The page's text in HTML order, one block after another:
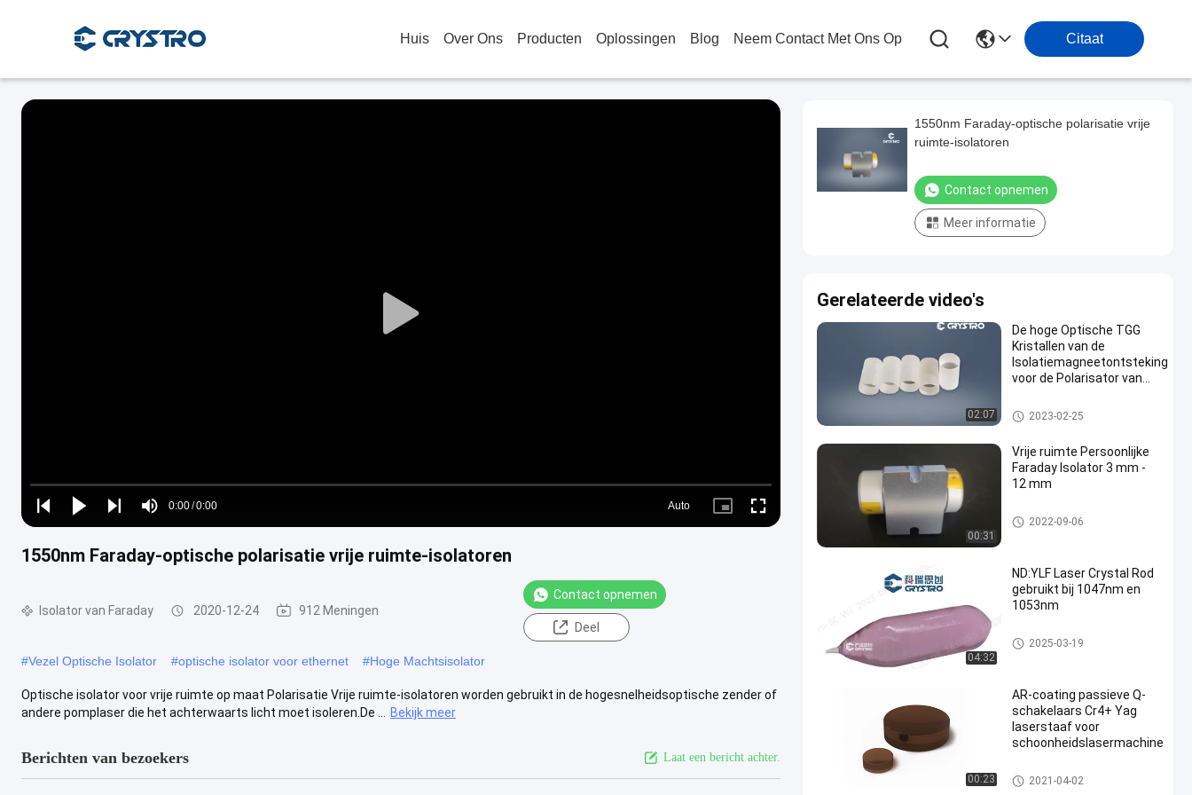
Huis Over Ons Producten Oplossingen Blog Neem Contact Met Ons Op Citaat
Play
Play
Play
Play
Mute
Time
0:00/0:00
Loaded:
0%
Auto
Picture- Fullscreen
1550nm Faraday-optische polarisatie vrije ruimte-isolatoren
Isolator van Faraday 2020-12-24 912 Meningen
Contact opnemen
Deel
#Vezel Optische Isolator #optische isolator voor ethernet #Hoge Machtsisolator
Optische isolator voor vrije ruimte op maat Polarisatie Vrije ruimte-isolatoren worden gebruikt in de hogesnelheidsoptische zender of
andere pomplaser die het achterwaarts licht moet isoleren.De ...
Bekijk meer
Berichten van bezoekers Laat een bericht achter.
1550nm Faraday-optische polarisatie vrije
ruimte-isolatoren
Contact opnemen
Meer informatie
Gerelateerde video's
02:07
De hoge Optische TGG
Kristallen van de
Isolatiemagneetontsteking
voor de Polarisator van
Magneetontstekings Optische K
ristallen
2023-02-25
00:31
Vrije ruimte Persoonlijke
Faraday Isolator 3 mm -
12 mm
Isolator van Faraday
2022-09-06
04:32
ND:YLF Laser Crystal Rod
gebruikt bij 1047nm en
1053nm
Laserkristallen
2025-03-19
00:23
AR-coating passieve Q-
schakelaars Cr4+ Yag
laserstaaf voor
schoonheidslasermachine
Laserkristallen
2021-04-02